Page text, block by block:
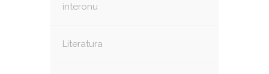
interonu
Literatura